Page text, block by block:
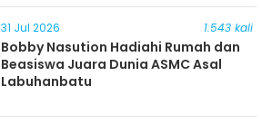
31 Jul 2026 1.543 kali
Bobby Nasution Hadiahi Rumah dan
Beasiswa Juara Dunia ASMC Asal
Labuhanbatu